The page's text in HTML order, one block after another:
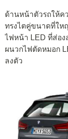
ด้านหน้าตัวรถให้ค
ทรงไตคู่ขนาดที่ให
ไฟหน้า LED ที่ส่อ
ผนวกไฟตัดหมอก
ลงตัว